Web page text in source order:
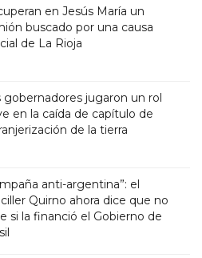
en Jesús María un
buscado por una causa
de La Rioja
gobernadores jugaron un rol
en la caída de capítulo de
de la tierra
anti-argentina”: el
Quirno ahora dice que no
si la financió el Gobierno de